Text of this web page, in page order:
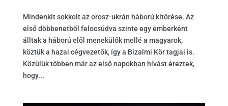
Mindenkit sokkolt az orosz-ukrán háború kitörése. Az
első döbbenetből felocsúdva szinte egy emberként
álltak a háború elől menekülők mellé a magyarok,
köztük a hazai cégvezetők, így a Bizalmi Kör tagjai is.
Közülük többen már az első napokban hívást éreztek,
hogy...